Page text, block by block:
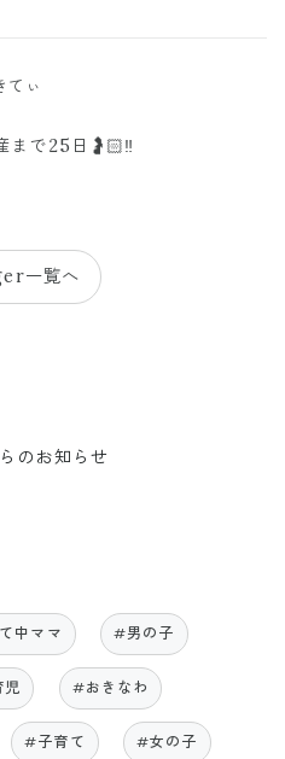
てぃ
まで25日🤰🏻‼️
一覧へ
のお知らせ
中ママ #男の子
児 #おきなわ
#子育て #女の子